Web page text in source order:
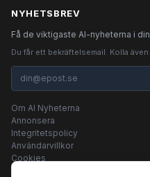
NYHETSBREV
Få de viktigaste AI-nyheterna i
Du får ett bekräftelsemail. Kolla
Om AI Nyheterna
Annonsera
Integritetspolicy
Användarvillkor
Cookies